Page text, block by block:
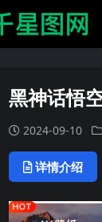
黑神话悟
2024-09-10
详情介绍